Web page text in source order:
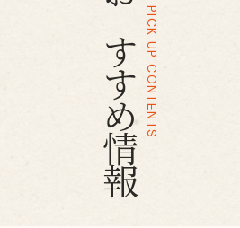
PICK UP CONTENTS
おすすめ情報